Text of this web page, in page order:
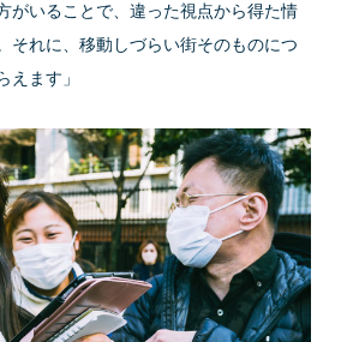
がいることで、違った視点から得た情
それに、移動しづらい街そのものにつ
えます」